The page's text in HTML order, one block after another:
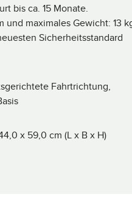
bis ca. 15 Monate.
und maximales Gewicht: 13
Sicherheitsstandard
Fahrtrichtung,
x 59,0 cm (L x B x H)